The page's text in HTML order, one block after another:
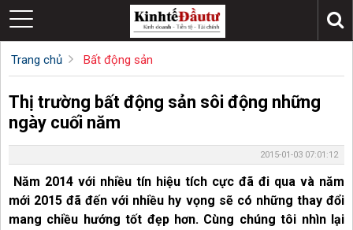
Trang chủ Bất động sản
Thị trường bất động sản sôi động những
ngày cuối năm
2015-01-03 07:01:12
Năm 2014 với nhiều tín hiệu tích cực đã đi qua và năm
mới 2015 đã đến với nhiều hy vọng sẽ có những thay đổi
mang chiều hướng tốt đẹp hơn. Cùng chúng tôi nhìn lại